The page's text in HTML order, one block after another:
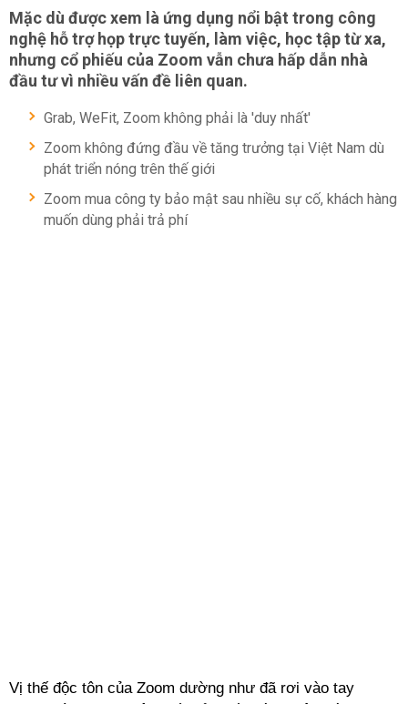
Mặc dù được xem là ứng dụng nổi bật trong công
nghệ hỗ trợ họp trực tuyến, làm việc, học tập từ xa,
nhưng cổ phiếu của Zoom vẫn chưa hấp dẫn nhà
đầu tư vì nhiều vấn đề liên quan.
Grab, WeFit, Zoom không phải là 'duy nhất'
Zoom không đứng đầu về tăng trưởng tại Việt Nam dù
phát triển nóng trên thế giới
Zoom mua công ty bảo mật sau nhiều sự cố, khách hàng
muốn dùng phải trả phí
Vị thế độc tôn của Zoom dường như đã rơi vào tay